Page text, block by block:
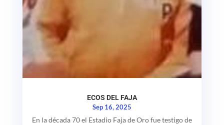
ECOS DEL FAJA
Sep 16, 2025
En la década 70 el Estadio Faja de Oro fue testigo de